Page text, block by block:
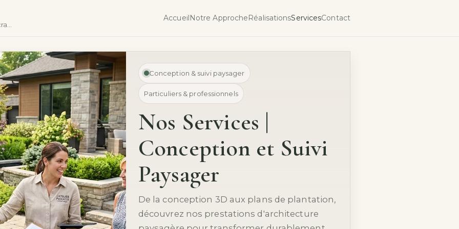
AccueilNotre ApprocheRéalisationsServicesContact
Conception & suivi paysager
Particuliers & professionnels
Nos Services |
Conception et Suivi
Paysager
De la conception 3D aux plans de plantation,
découvrez nos prestations d'architecture